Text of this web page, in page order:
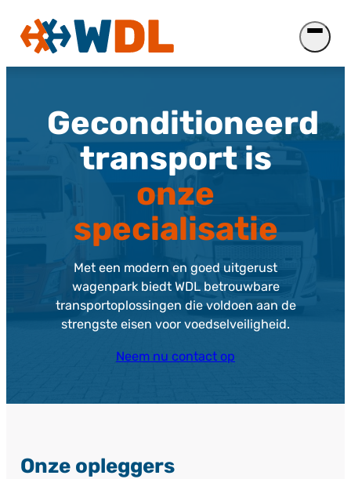
naar
inhoud
Geconditioneerd
transport is
onze
specialisatie
Met een modern en goed uitgerust
wagenpark biedt WDL betrouwbare
transportoplossingen die voldoen aan de
strengste eisen voor voedselveiligheid.
Neem nu contact op
Onze opleggers